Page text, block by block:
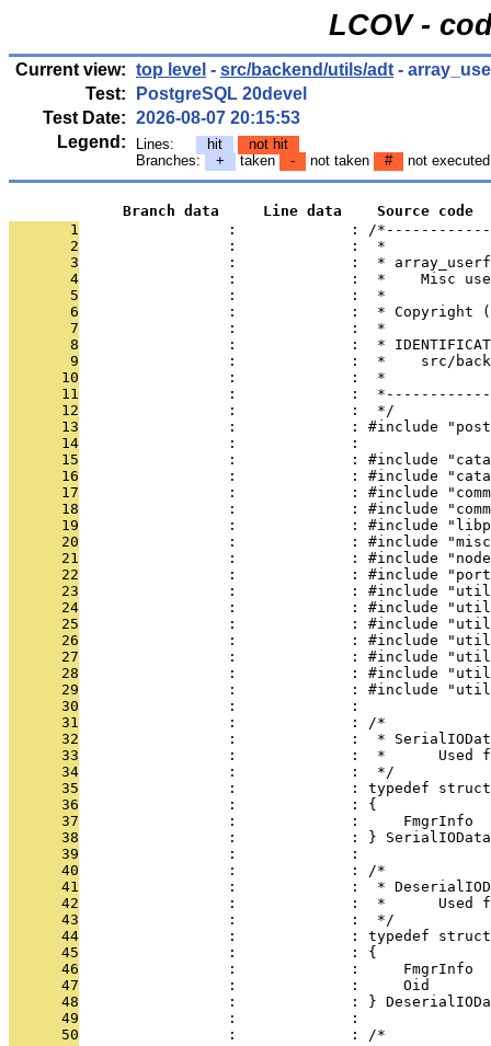
LCOV -
Current view: top level - src/backend/utils/adt -
Test:
PostgreSQL 20devel
Test Date: 2026-08-07 20:15:53
Legend:
Lines: hit
not hit
Branches:
+ taken - not taken # not executed
             Branch data     Line data    Source code
       1
:             : /
       2
                 :             :  *
       3
:             :  *
       4
:             :  *    Misc
       5
                 :             :  *
       6
:             :  * Copyright
       7
                 :             :  *
       8
:             :  *
       9
:             :  *    src/
      10
                 :             :  *
      11
:             :
      12
                 :             :  */
      13
:             : #include
      14
                 :             :
      15
:             : #include
      16
:             : #include
      17
:             : #include
      18
:             : #include
      19
:             : #include
      20
:             : #include
      21
:             : #include
      22
:             : #include
      23
:             : #include
      24
:             : #include
      25
:             : #include
      26
:             : #include
      27
:             : #include
      28
:             : #include
      29
:             : #include
      30
                 :             :
      31
                 :             : /*
      32
:             :  *
      33
:             :  *      Used
      34
                 :             :  */
      35
:             : typedef
      36
                 :             : {
      37
:             :     FmgrInfo
      38
:             : }
      39
                 :             :
      40
                 :             : /*
      41
:             :  *
      42
:             :  *      Used
      43
                 :             :  */
      44
:             : typedef
      45
                 :             : {
      46
:             :     FmgrInfo
      47
:             :     Oid
      48
:             : }
      49
                 :             :
      50
                 :             : /*